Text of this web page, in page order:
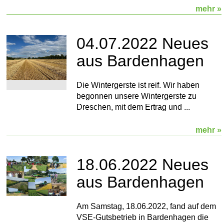
mehr »
04.07.2022 Neues
aus Bardenhagen
Die Wintergerste ist reif. Wir haben
begonnen unsere Wintergerste zu
Dreschen, mit dem Ertrag und ...
mehr »
18.06.2022 Neues
aus Bardenhagen
Am Samstag, 18.06.2022, fand auf dem
VSE-Gutsbetrieb in Bardenhagen die